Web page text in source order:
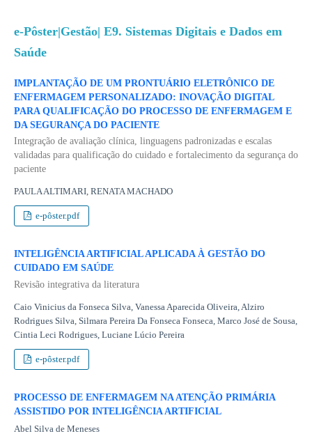
e-Pôster|Gestão| E9. Sistemas Digitais e Dados em
Saúde
IMPLANTAÇÃO DE UM PRONTUÁRIO ELETRÔNICO DE
ENFERMAGEM PERSONALIZADO: INOVAÇÃO DIGITAL
PARA QUALIFICAÇÃO DO PROCESSO DE ENFERMAGEM E
DA SEGURANÇA DO PACIENTE
Integração de avaliação clínica, linguagens padronizadas e escalas
validadas para qualificação do cuidado e fortalecimento da segurança do
paciente
PAULA ALTIMARI, RENATA MACHADO
e-pôster.pdf
INTELIGÊNCIA ARTIFICIAL APLICADA À GESTÃO DO
CUIDADO EM SAÚDE
Revisão integrativa da literatura
Caio Vinicius da Fonseca Silva, Vanessa Aparecida Oliveira, Alziro
Rodrigues Silva, Silmara Pereira Da Fonseca Fonseca, Marco José de Sousa,
Cintia Leci Rodrigues, Luciane Lúcio Pereira
e-pôster.pdf
PROCESSO DE ENFERMAGEM NA ATENÇÃO PRIMÁRIA
ASSISTIDO POR INTELIGÊNCIA ARTIFICIAL
Abel Silva de Meneses